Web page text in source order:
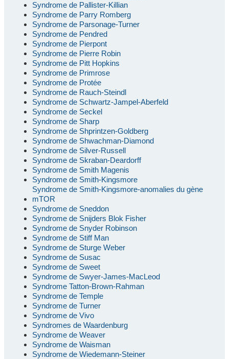
Syndrome de Pallister-Killian
Syndrome de Parry Romberg
Syndrome de Parsonage-Turner
Syndrome de Pendred
Syndrome de Pierpont
Syndrome de Pierre Robin
Syndrome de Pitt Hopkins
Syndrome de Primrose
Syndrome de Protée
Syndrome de Rauch-Steindl
Syndrome de Schwartz-Jampel-Aberfeld
Syndrome de Seckel
Syndrome de Sharp
Syndrome de Shprintzen-Goldberg
Syndrome de Shwachman-Diamond
Syndrome de Silver-Russell
Syndrome de Skraban-Deardorff
Syndrome de Smith Magenis
Syndrome de Smith-Kingsmore
Syndrome de Smith-Kingsmore-anomalies du gène
mTOR
Syndrome de Sneddon
Syndrome de Snijders Blok Fisher
Syndrome de Snyder Robinson
Syndrome de Stiff Man
Syndrome de Sturge Weber
Syndrome de Susac
Syndrome de Sweet
Syndrome de Swyer-James-MacLeod
Syndrome Tatton-Brown-Rahman
Syndrome de Temple
Syndrome de Turner
Syndrome de Vivo
Syndromes de Waardenburg
Syndrome de Weaver
Syndrome de Waisman
Syndrome de Wiedemann-Steiner